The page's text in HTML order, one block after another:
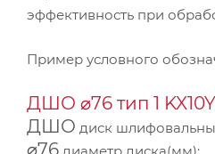
эффективность при
Пример условного
ДШО ⌀76 тип 1
ДШО диск
⌀76